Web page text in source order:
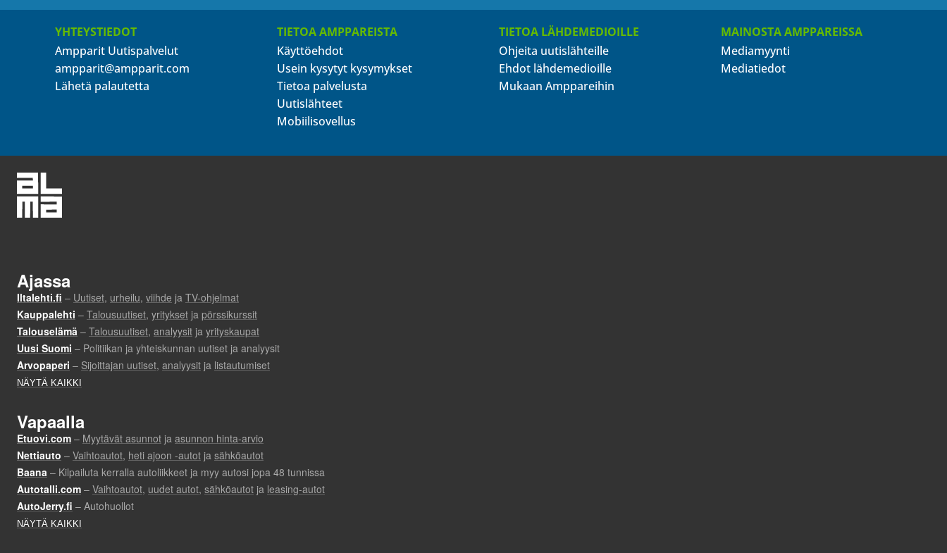
YHTEYSTIEDOT
Ampparit Uutispalvelut
ampparit@ampparit.com
Lähetä palautetta
TIETOA AMPPAREISTA
Käyttöehdot
Usein kysytyt kysymykset
Tietoa palvelusta
Uutislähteet
Mobiilisovellus
TIETOA LÄHDEMEDIOILLE
Ohjeita uutislähteille
Ehdot lähdemedioille
Mukaan Amppareihin
MAINOSTA AMPPAREISSA
Mediamyynti
Mediatiedot